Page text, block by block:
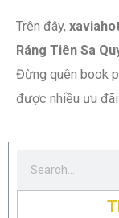
Trên đây,
Ráng Tiên Sa
Đừng quên book
được nhiều ưu đãi